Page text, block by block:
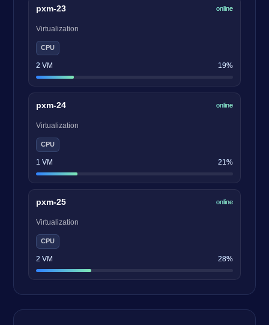
pxm-23 online
Virtualization
CPU
2 VM 19%
pxm-24 online
Virtualization
CPU
1 VM 21%
pxm-25 online
Virtualization
CPU
2 VM 28%